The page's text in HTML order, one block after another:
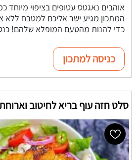
אוהבים נאגטס עטופים בציפוי מיוחד
המתכון מגיע ישר אליכם למטבח ללא
כדי להנות מהטעם המופלא שלהם!
כניסה למתכון
סלט חזה עוף בריא לחיטוב